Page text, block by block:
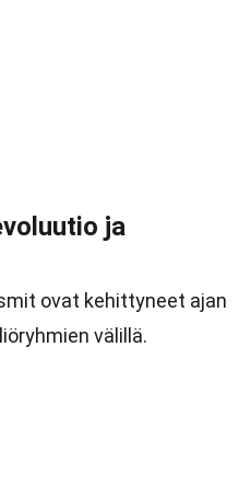
ja
ovat kehittyneet ajan
välillä.